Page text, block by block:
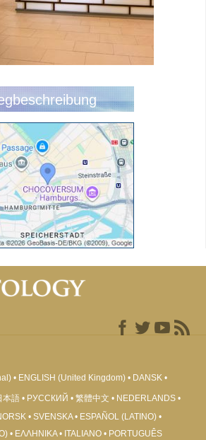
ENGLISH (United Kingdom) DANSK
本語 РУССКИЙ 繁體中文
NEDERLANDS
SVENSKA
ESPAÑOL (LATINO)
ΕΛΛΗΝΙΚA ITALIANO PORTUGUÊS